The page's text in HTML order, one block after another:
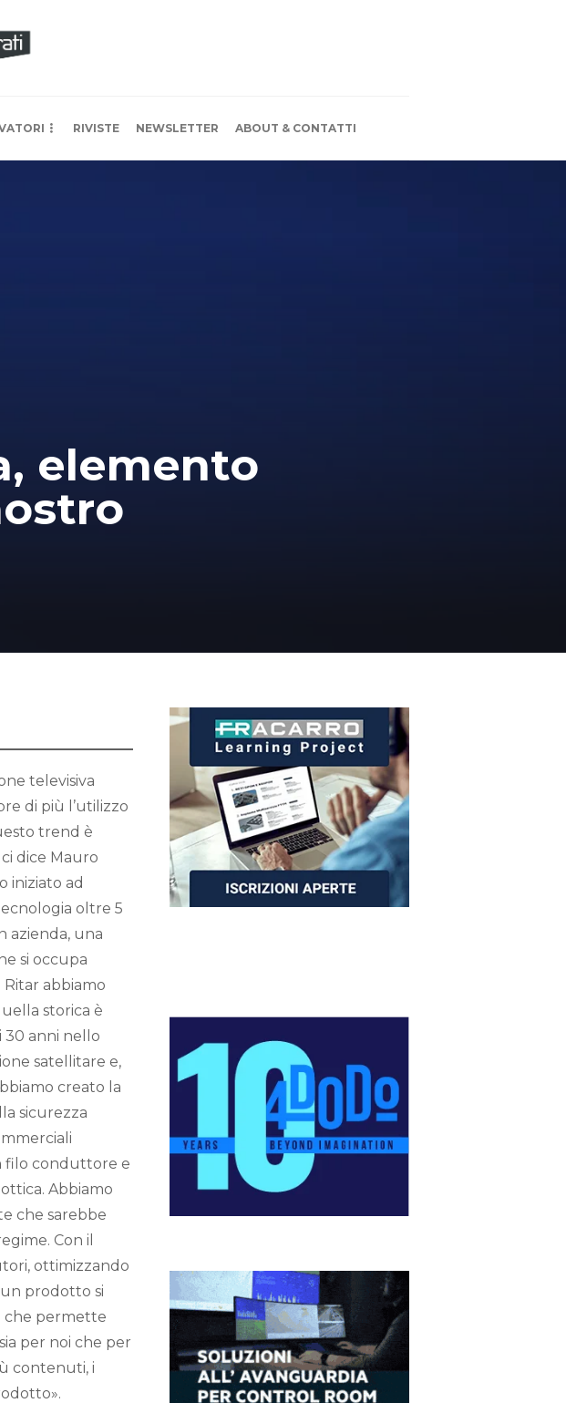
RIVISTE NEWSLETTER ABOUT & CONTATTI
elemento
televisiva
di più l’utilizzo
trend è
dice Mauro
iniziato ad
oltre 5
azienda, una
si occupa
abbiamo
storica è
30 anni nello
satellitare e,
creato la
sicurezza
filo conduttore e
Abbiamo
che sarebbe
Con il
ottimizzando
prodotto si
che permette
per noi che per
contenuti, i